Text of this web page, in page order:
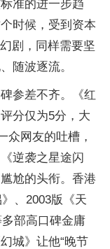
准的进一步趋
时候，受到资本
剧，同样需要坚
随波逐流。
参差不齐。《红
分仅为5分，大
众网友的吐槽，
逆袭之星途闪
尬的头衔。香港
、2003版《天
部高口碑金庸
城》让他“晚节